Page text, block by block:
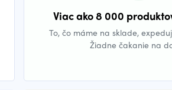
Viac ako 8 000
To, čo máme na sklade,
Žiadne čakanie na